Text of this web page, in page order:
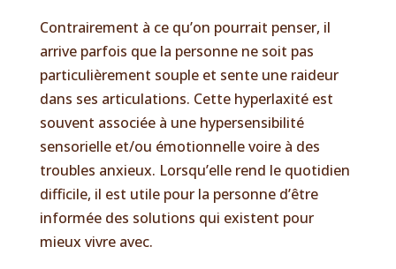
Contrairement à ce qu’on pourrait penser, il
arrive parfois que la personne ne soit pas
particulièrement souple et sente une raideur
dans ses articulations. Cette hyperlaxité est
souvent associée à une hypersensibilité
sensorielle et/ou émotionnelle voire à des
troubles anxieux. Lorsqu’elle rend le quotidien
difficile, il est utile pour la personne d’être
informée des solutions qui existent pour
mieux vivre avec.